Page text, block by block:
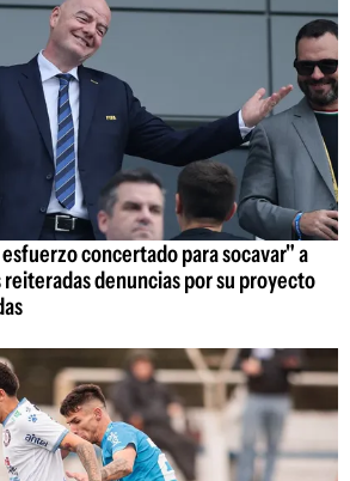
esfuerzo concertado para socavar" a
denuncias por su proyecto